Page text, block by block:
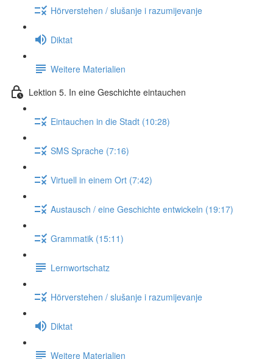
Hörverstehen / slušanje i razumijevanje
Diktat
Weitere Materialien
Lektion 5. In eine Geschichte eintauchen
Eintauchen in die Stadt (10:28)
SMS Sprache (7:16)
Virtuell in einem Ort (7:42)
Austausch / eine Geschichte entwickeln (19:17)
Grammatik (15:11)
Lernwortschatz
Hörverstehen / slušanje i razumijevanje
Diktat
Weitere Materialien